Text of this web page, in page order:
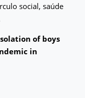
social, saúde
of boys
in